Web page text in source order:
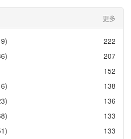
更多
222
207
152
138
136
133
133